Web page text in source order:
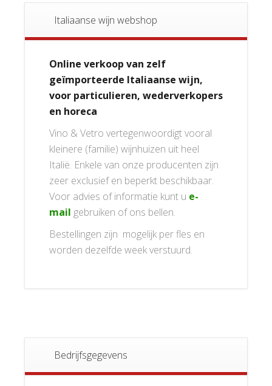
Italiaanse wijn webshop
Online verkoop van zelf
geïmporteerde Italiaanse wijn,
voor particulieren, wederverkopers
en horeca
Vino & Vetro vertegenwoordigt vooral
kleinere (familie) wijnhuizen uit heel
Italië. Enkele van onze producenten zijn
zeer exclusief en beperkt beschikbaar.
Voor advies of informatie kunt u e-
mail gebruiken of ons bellen.
Bestellingen zijn mogelijk per fles en
worden dezelfde week verstuurd.
Bedrijfsgegevens